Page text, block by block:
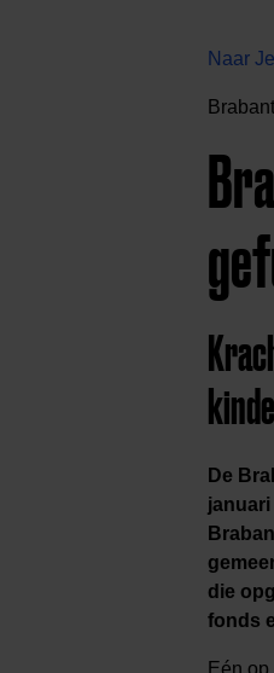
Naar
De
die
fonds
Eén